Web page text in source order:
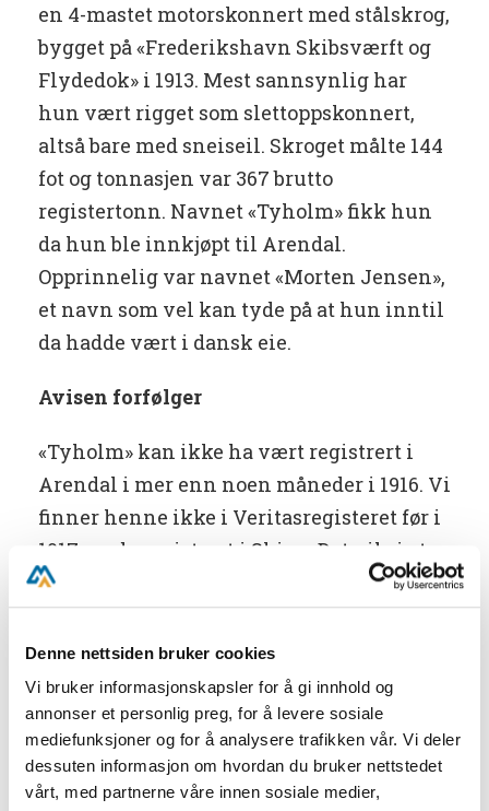
Denne nettsiden bruker cookies
Vi bruker informasjonskapsler for å gi innhold og
annonser et personlig preg, for å levere sosiale
mediefunksjoner og for å analysere trafikken vår. Vi deler
dessuten informasjon om hvordan du bruker nettstedet
vårt, med partnerne våre innen sosiale medier,
en 4-mastet motorskonnert med stålskrog,
bygget på «Frederikshavn Skibsværft og
Flydedok» i 1913. Mest sannsynlig har
hun vært rigget som slettoppskonnert,
altså bare med sneiseil. Skroget målte 144
fot og tonnasjen var 367 brutto
registertonn. Navnet «Tyholm» fikk hun
da hun ble innkjøpt til Arendal.
Opprinnelig var navnet «Morten Jensen»,
et navn som vel kan tyde på at hun inntil
da hadde vært i dansk eie.
Avisen forfølger
«Tyholm» kan ikke ha vært registrert i
Arendal i mer enn noen måneder i 1916. Vi
finner henne ikke i Veritasregisteret før i
1917, og da registrert i Skien. Det vil si at
fartøyet ble innkjøpt for sent til å komme
med i Veritas for 1916, og solgt fra Arendal
igjen tidlig nok til at det er med i
registeret for 1917 med H. T. Realfsen i
Skien som eier. Imidlertid finnes
motorskonnert «Tyholm» oppført med
Arendal som hjemmehavn i